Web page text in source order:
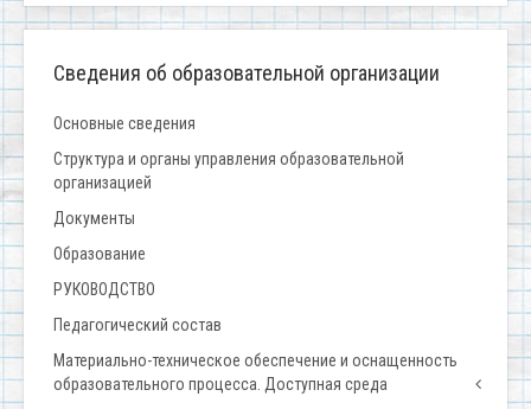
Сведения об образовательной организации
Основные сведения
Структура и органы управления образовательной
организацией
Документы
Образование
РУКОВОДСТВО
Педагогический состав
Материально-техническое обеспечение и оснащенность
образовательного процесса. Доступная среда